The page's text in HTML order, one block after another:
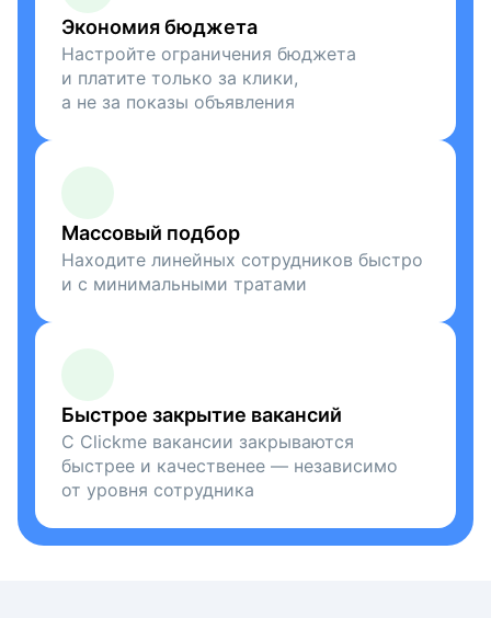
Экономия бюджета
Настройте ограничения бюджета
и платите только за клики,
а не за показы объявления
Массовый подбор
Находите линейных сотрудников быстро
и с минимальными тратами
Быстрое закрытие вакансий
С Clickme вакансии закрываются
быстрее и качественее — независимо
от уровня сотрудника